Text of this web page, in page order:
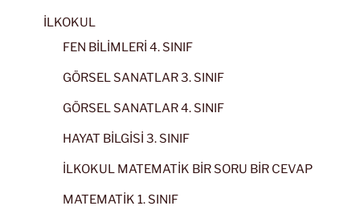
İLKOKUL
FEN BİLİMLERİ 4. SINIF
GÖRSEL SANATLAR 3. SINIF
GÖRSEL SANATLAR 4. SINIF
HAYAT BİLGİSİ 3. SINIF
İLKOKUL MATEMATİK BİR SORU BİR CEVAP
MATEMATİK 1. SINIF